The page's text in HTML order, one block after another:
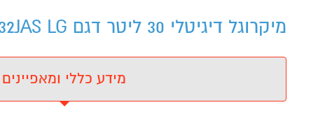
מיקרוגל דיגיטלי 30 ליטר דגם MS3032JAS LG שחור - מידע נוסף
מידע כללי ומאפיינים